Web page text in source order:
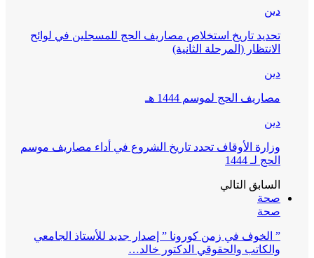
دين
تحديد تاريخ استخلاص مصاريف الحج للمسجلين في لوائح
الانتظار (المرحلة الثانية)
دين
مصاريف الحج لموسم 1444 هـ
دين
وزارة الأوقاف تحدد تاريخ الشروع في أداء مصاريف موسم
الحج لـ 1444
السابق التالي
صحة
صحة
” الخوف في زمن كورونا ” إصدار جديد للأستاذ الجامعي
والكاتب والحقوقي الدكتور خالد…